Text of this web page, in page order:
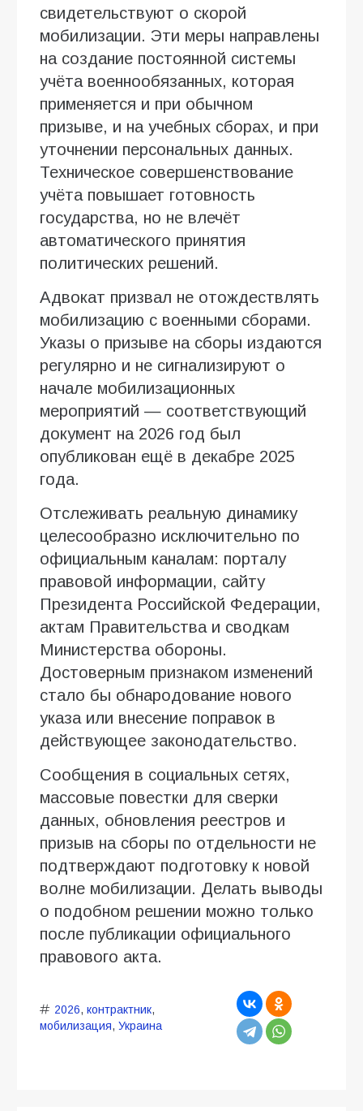
свидетельствуют о скорой
мобилизации. Эти меры направлены
на создание постоянной системы
учёта военнообязанных, которая
применяется и при обычном
призыве, и на учебных сборах, и при
уточнении персональных данных.
Техническое совершенствование
учёта повышает готовность
государства, но не влечёт
автоматического принятия
политических решений.
Адвокат призвал не отождествлять
мобилизацию с военными сборами.
Указы о призыве на сборы издаются
регулярно и не сигнализируют о
начале мобилизационных
мероприятий — соответствующий
документ на 2026 год был
опубликован ещё в декабре 2025
года.
Отслеживать реальную динамику
целесообразно исключительно по
официальным каналам: порталу
правовой информации, сайту
Президента Российской Федерации,
актам Правительства и сводкам
Министерства обороны.
Достоверным признаком изменений
стало бы обнародование нового
указа или внесение поправок в
действующее законодательство.
Сообщения в социальных сетях,
массовые повестки для сверки
данных, обновления реестров и
призыв на сборы по отдельности не
подтверждают подготовку к новой
волне мобилизации. Делать выводы
о подобном решении можно только
после публикации официального
правового акта.
2026, контрактник,
мобилизация, Украина